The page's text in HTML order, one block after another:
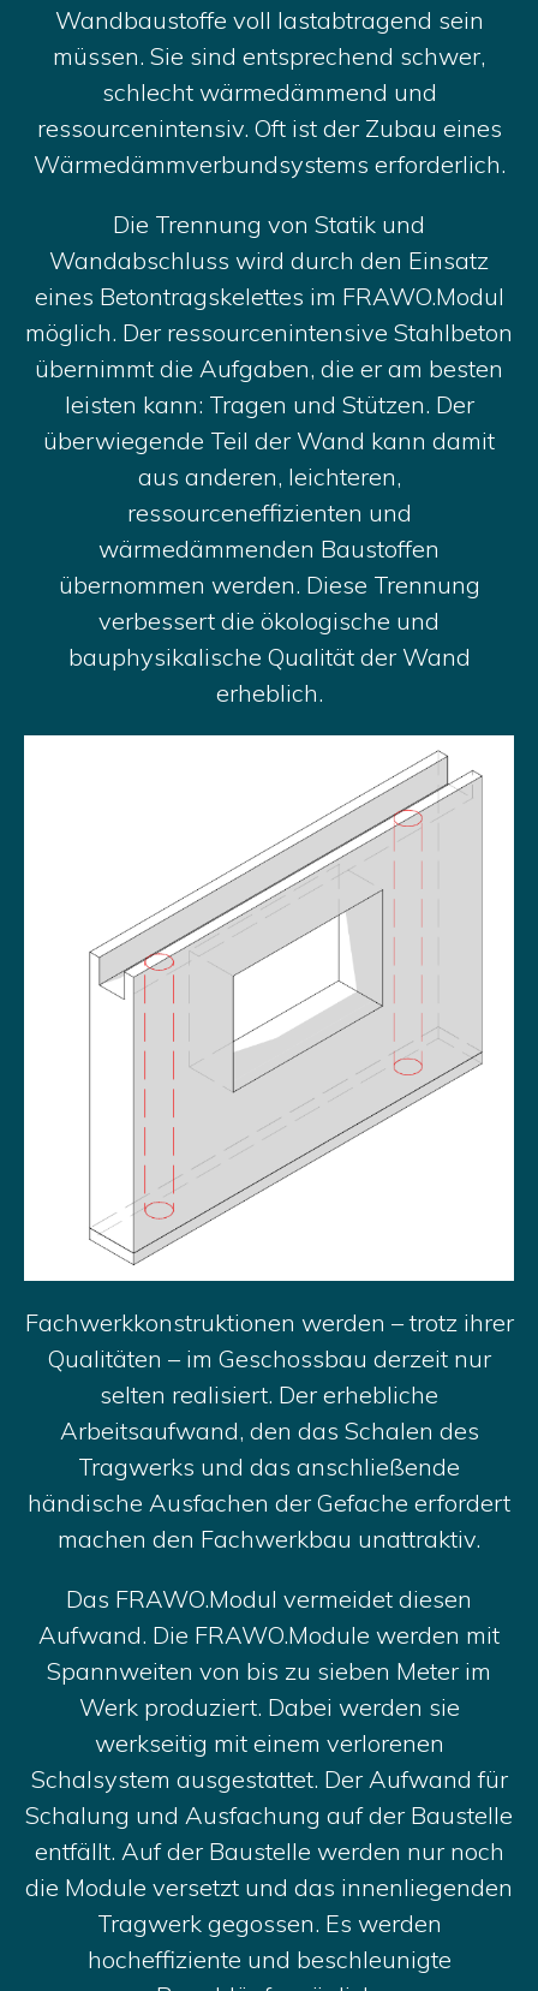
Wandbaustoffe voll lastabtragend sein
müssen. Sie sind entsprechend schwer,
schlecht wärmedämmend und
ressourcenintensiv. Oft ist der Zubau eines
Wärmedämmverbundsystems erforderlich.
Die Trennung von Statik und
Wandabschluss wird durch den Einsatz
eines Betontragskelettes im FRAWO.Modul
möglich. Der ressourcenintensive Stahlbeton
übernimmt die Aufgaben, die er am besten
leisten kann: Tragen und Stützen. Der
überwiegende Teil der Wand kann damit
aus anderen, leichteren,
ressourceneffizienten und
wärmedämmenden Baustoffen
übernommen werden. Diese Trennung
verbessert die ökologische und
bauphysikalische Qualität der Wand
erheblich.
Fachwerkkonstruktionen werden – trotz ihrer
Qualitäten – im Geschossbau derzeit nur
selten realisiert. Der erhebliche
Arbeitsaufwand, den das Schalen des
Tragwerks und das anschließende
händische Ausfachen der Gefache erfordert
machen den Fachwerkbau unattraktiv.
Das FRAWO.Modul vermeidet diesen
Aufwand. Die FRAWO.Module werden mit
Spannweiten von bis zu sieben Meter im
Werk produziert. Dabei werden sie
werkseitig mit einem verlorenen
Schalsystem ausgestattet. Der Aufwand für
Schalung und Ausfachung auf der Baustelle
entfällt. Auf der Baustelle werden nur noch
die Module versetzt und das innenliegenden
Tragwerk gegossen. Es werden
hocheffiziente und beschleunigte